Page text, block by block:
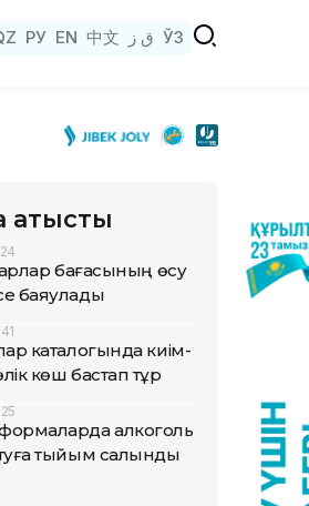
РУ EN 中文 ق ز ЎЗ
қатысты
бағасының өсу
баяулады
каталогында киім-
көш бастап тұр
алкоголь
тыйым салынды